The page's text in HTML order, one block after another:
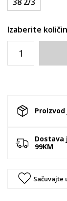
Izaberite
Dostava
99KM
Sačuvajte